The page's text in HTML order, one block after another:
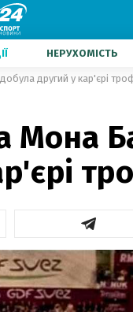
НЕРУХОМІСТЬ
другий у кар'єрі
Мона